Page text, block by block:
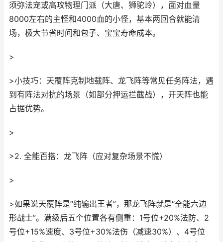
须弥法宠或高攻物理门派（大唐、狮驼岭），面对血量
8000左右的主怪和4000血的小怪，基本两回合就能清
场，极大节省时间和包子、宝宝寿命成本。
>
>小技巧：天覆阵克制地载阵、龙飞阵等常见任务阵法，遇
到有阵法对抗的场景（如部分押运拦截战），开天阵也能
占据优势。
>
>2. 全能百搭：龙飞阵（应对复杂场景不慌）
>
>如果说天覆阵是“纯输出王者”，那龙飞阵就是“全能六边
形战士”。满级后五个位置各有侧重：1号位+20%法防、2
号位+15%速度、3号位+30%法伤（减速30%）、4号位